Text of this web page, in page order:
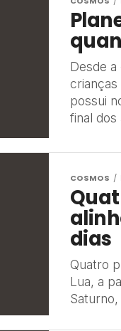
Desde
possui
final dos
COSMOS
dias
Quatro
Lua, a